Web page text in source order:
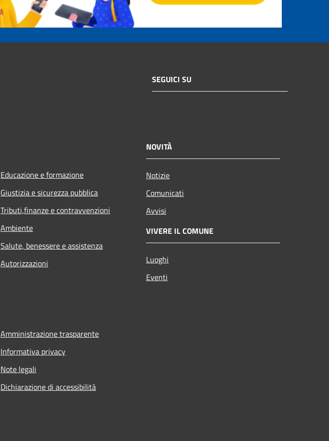
SEGUICI SU
Educazione e formazione
Giustizia e sicurezza pubblica
Tributi,finanze e contravvenzioni
Ambiente
Salute, benessere e assistenza
Autorizzazioni
NOVITÀ
Notizie
Comunicati
Avvisi
VIVERE IL COMUNE
Luoghi
Eventi
Amministrazione trasparente
Informativa privacy
Note legali
Dichiarazione di accessibilità